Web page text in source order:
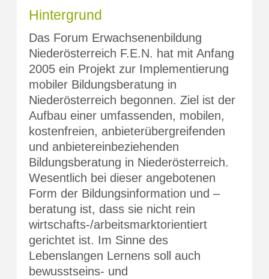
Hintergrund
Das Forum Erwachsenenbildung
Niederösterreich F.E.N. hat mit Anfang
2005 ein Projekt zur Implementierung
mobiler Bildungsberatung in
Niederösterreich begonnen. Ziel ist der
Aufbau einer umfassenden, mobilen,
kostenfreien, anbieterübergreifenden
und anbietereinbeziehenden
Bildungsberatung in Niederösterreich.
Wesentlich bei dieser angebotenen
Form der Bildungsinformation und –
beratung ist, dass sie nicht rein
wirtschafts-/arbeitsmarktorientiert
gerichtet ist. Im Sinne des
Lebenslangen Lernens soll auch
bewusstseins- und